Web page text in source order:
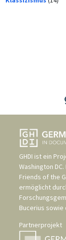
GHDI ist ein
Washington DC
Friends of the
ermöglicht
Bucerius sowie
Partnerprojekt